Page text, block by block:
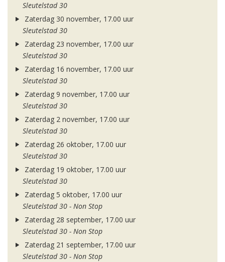
Sleutelstad 30
Zaterdag 30 november, 17.00 uur
Sleutelstad 30
Zaterdag 23 november, 17.00 uur
Sleutelstad 30
Zaterdag 16 november, 17.00 uur
Sleutelstad 30
Zaterdag 9 november, 17.00 uur
Sleutelstad 30
Zaterdag 2 november, 17.00 uur
Sleutelstad 30
Zaterdag 26 oktober, 17.00 uur
Sleutelstad 30
Zaterdag 19 oktober, 17.00 uur
Sleutelstad 30
Zaterdag 5 oktober, 17.00 uur
Sleutelstad 30 - Non Stop
Zaterdag 28 september, 17.00 uur
Sleutelstad 30 - Non Stop
Zaterdag 21 september, 17.00 uur
Sleutelstad 30 - Non Stop